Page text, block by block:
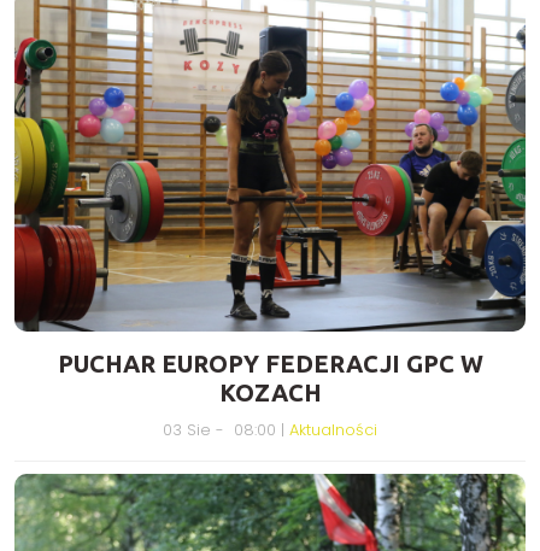
PUCHAR EUROPY FEDERACJI GPC W
KOZACH
03 Sie - 08:00 | Aktualności